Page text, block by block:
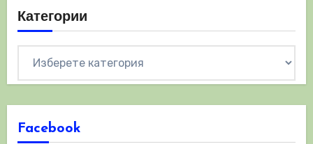
Категории
Facebook